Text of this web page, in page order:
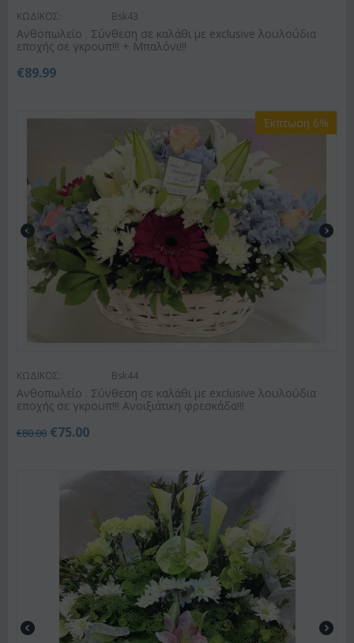
ΚΩΔΙΚΟΣ: Bsk43
Ανθοπωλείο . Σύνθεση σε καλάθι με exclusive λουλούδια
εποχής σε γκρουπ!!! + Μπαλόνι!!!
€89.99
Έκπτωση 6%
ΚΩΔΙΚΟΣ: Bsk44
Ανθοπωλείο . Σύνθεση σε καλάθι με exclusive λουλούδια
εποχής σε γκρουπ!!! Ανοιξιάτικη φρεσκάδα!!!
€80.00 €75.00